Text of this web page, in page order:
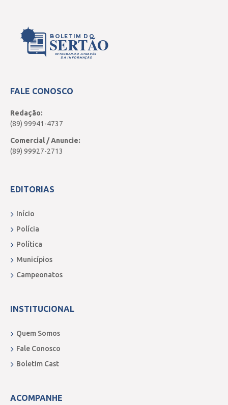
BOLETIM DO
SERTÃO
INTEGRANDO ATRAVÉS
DA INFORMAÇÃO
FALE CONOSCO
Redação:
(89) 99941-4737
Comercial / Anuncie:
(89) 99927-2713
EDITORIAS
Início
Polícia
Política
Municípios
Campeonatos
INSTITUCIONAL
Quem Somos
Fale Conosco
Boletim Cast
ACOMPANHE